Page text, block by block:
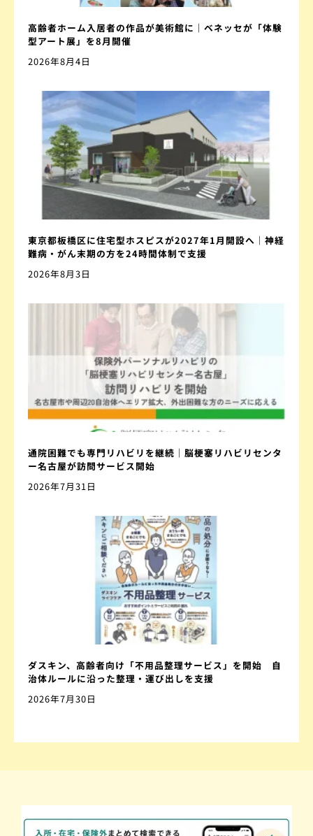
高齢者ホーム入居者の作品が美術館に｜ベネッセが「体験
型アート展」を8月開催
2026年8月4日
東京都板橋区に住宅型ホスピスが2027年1月開設へ｜神経
難病・がん末期の方を24時間体制で支援
2026年8月3日
通院困難でも専門リハビリを継続｜脳梗塞リハビリセンタ
ー名古屋が訪問サービス開始
2026年7月31日
ダスキン、高齢者向け「不用品整理サービス」を開始 自
治体ルールに沿った整理・運び出しを支援
2026年7月30日